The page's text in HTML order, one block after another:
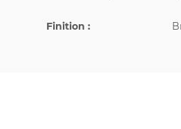
Finition :